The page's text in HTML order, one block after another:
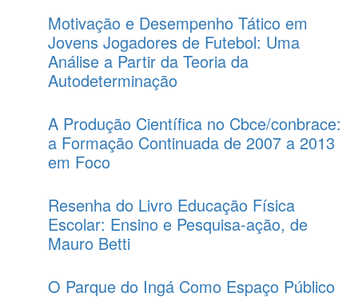
Motivação e Desempenho Tático em
Jovens Jogadores de Futebol: Uma
Análise a Partir da Teoria da
Autodeterminação
A Produção Científica no Cbce/conbrace:
a Formação Continuada de 2007 a 2013
em Foco
Resenha do Livro Educação Física
Escolar: Ensino e Pesquisa-ação, de
Mauro Betti
O Parque do Ingá Como Espaço Público